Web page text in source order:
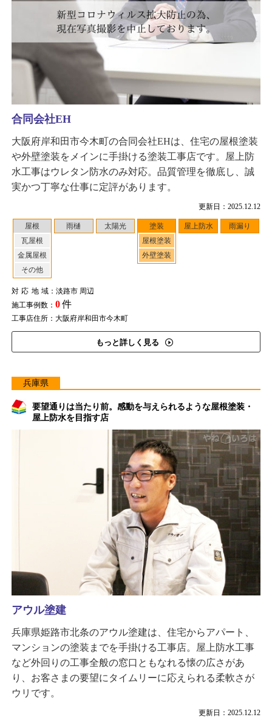
更新日：2025.12.12
屋根
瓦屋根
金属屋根
その他
雨樋 太陽光
塗装
屋根塗装
外壁塗装
屋上防水 雨漏り
対応地域：淡路市 周辺
施工事例数： 0件
工事店住所：大阪府岸和田市今木町
もっと詳しく見る
合同会社EH
大阪府岸和田市今木町の合同会社EHは、住宅の屋根塗装
や外壁塗装をメインに手掛ける塗装工事店です。屋上防
水工事はウレタン防水のみ対応。品質管理を徹底し、誠
実かつ丁寧な仕事に定評があります。
兵庫県
要望通りは当たり前。感動を与えられるような屋根塗装・
屋上防水を目指す店
更新日：2025.12.12
アウル塗建
兵庫県姫路市北条のアウル塗建は、住宅からアパート、
マンションの塗装までを手掛ける工事店。屋上防水工事
など外回りの工事全般の窓口ともなれる懐の広さがあ
り、お客さまの要望にタイムリーに応えられる柔軟さが
ウリです。